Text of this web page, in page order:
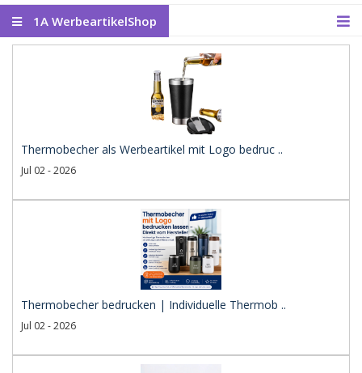
1A WerbeartikelShop
Thermobecher als Werbeartikel mit Logo bedruc ..
Jul 02 - 2026
Thermobecher bedrucken | Individuelle Thermob ..
Jul 02 - 2026